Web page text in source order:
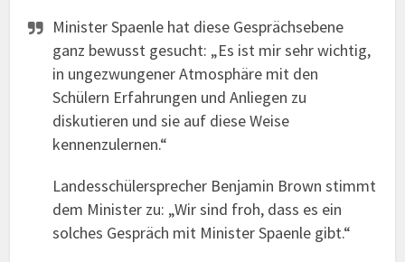
Minister Spaenle hat diese Gesprächsebene
ganz bewusst gesucht: „Es ist mir sehr wichtig,
in ungezwungener Atmosphäre mit den
Schülern Erfahrungen und Anliegen zu
diskutieren und sie auf diese Weise
kennenzulernen.“
Landesschülersprecher Benjamin Brown stimmt
dem Minister zu: „Wir sind froh, dass es ein
solches Gespräch mit Minister Spaenle gibt.“